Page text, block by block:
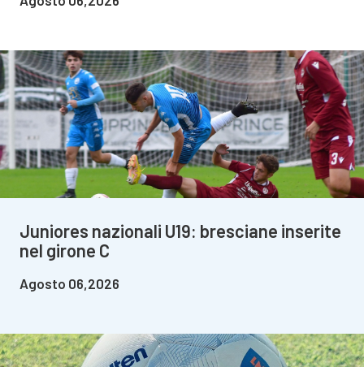
Juniores nazionali U19: bresciane inserite
nel girone C
Agosto 06,2026